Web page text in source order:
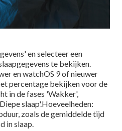
en selecteer een
te bekijken.
en watchOS 9 of nieuwer
percentage bekijken voor de
in de fases 'Wakker',
slaap'.Hoeveelheden:
zoals de gemiddelde tijd
in slaap.